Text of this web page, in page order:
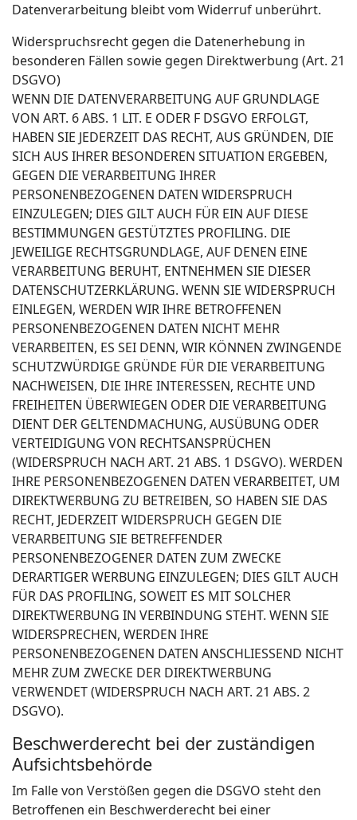
Datenverarbeitung bleibt vom Widerruf unberührt.
Widerspruchsrecht gegen die Datenerhebung in
besonderen Fällen sowie gegen Direktwerbung (Art. 21
DSGVO)
WENN DIE DATENVERARBEITUNG AUF GRUNDLAGE
VON ART. 6 ABS. 1 LIT. E ODER F DSGVO ERFOLGT,
HABEN SIE JEDERZEIT DAS RECHT, AUS GRÜNDEN, DIE
SICH AUS IHRER BESONDEREN SITUATION ERGEBEN,
GEGEN DIE VERARBEITUNG IHRER
PERSONENBEZOGENEN DATEN WIDERSPRUCH
EINZULEGEN; DIES GILT AUCH FÜR EIN AUF DIESE
BESTIMMUNGEN GESTÜTZTES PROFILING. DIE
JEWEILIGE RECHTSGRUNDLAGE, AUF DENEN EINE
VERARBEITUNG BERUHT, ENTNEHMEN SIE DIESER
DATENSCHUTZERKLÄRUNG. WENN SIE WIDERSPRUCH
EINLEGEN, WERDEN WIR IHRE BETROFFENEN
PERSONENBEZOGENEN DATEN NICHT MEHR
VERARBEITEN, ES SEI DENN, WIR KÖNNEN ZWINGENDE
SCHUTZWÜRDIGE GRÜNDE FÜR DIE VERARBEITUNG
NACHWEISEN, DIE IHRE INTERESSEN, RECHTE UND
FREIHEITEN ÜBERWIEGEN ODER DIE VERARBEITUNG
DIENT DER GELTENDMACHUNG, AUSÜBUNG ODER
VERTEIDIGUNG VON RECHTSANSPRÜCHEN
(WIDERSPRUCH NACH ART. 21 ABS. 1 DSGVO). WERDEN
IHRE PERSONENBEZOGENEN DATEN VERARBEITET, UM
DIREKTWERBUNG ZU BETREIBEN, SO HABEN SIE DAS
RECHT, JEDERZEIT WIDERSPRUCH GEGEN DIE
VERARBEITUNG SIE BETREFFENDER
PERSONENBEZOGENER DATEN ZUM ZWECKE
DERARTIGER WERBUNG EINZULEGEN; DIES GILT AUCH
FÜR DAS PROFILING, SOWEIT ES MIT SOLCHER
DIREKTWERBUNG IN VERBINDUNG STEHT. WENN SIE
WIDERSPRECHEN, WERDEN IHRE
PERSONENBEZOGENEN DATEN ANSCHLIESSEND NICHT
MEHR ZUM ZWECKE DER DIREKTWERBUNG
VERWENDET (WIDERSPRUCH NACH ART. 21 ABS. 2
DSGVO).
Beschwerderecht bei der zuständigen
Aufsichtsbehörde
Im Falle von Verstößen gegen die DSGVO steht den
Betroffenen ein Beschwerderecht bei einer